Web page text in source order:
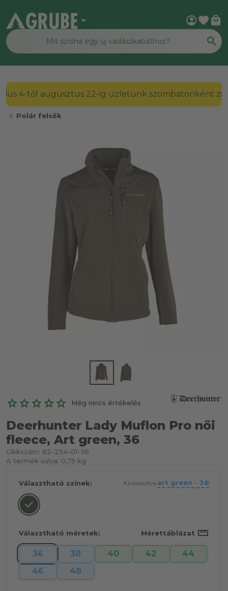
arrow_drop_down account_circlefavorite local_mall
2026. július 4-től augusztus 22-ig üzletünk
chevron_left Polár felsők
Még nincs értékelés
Deerhunter Lady Muflon Pro női
fleece, Art green, 36
Cikkszám: 62-254-01-36
A termék súlya: 0,75 kg
Választható színek: Kiválasztva:art green - 36
Választható méretek: Mérettáblázat straighten
36 38 40 42
44
46
48